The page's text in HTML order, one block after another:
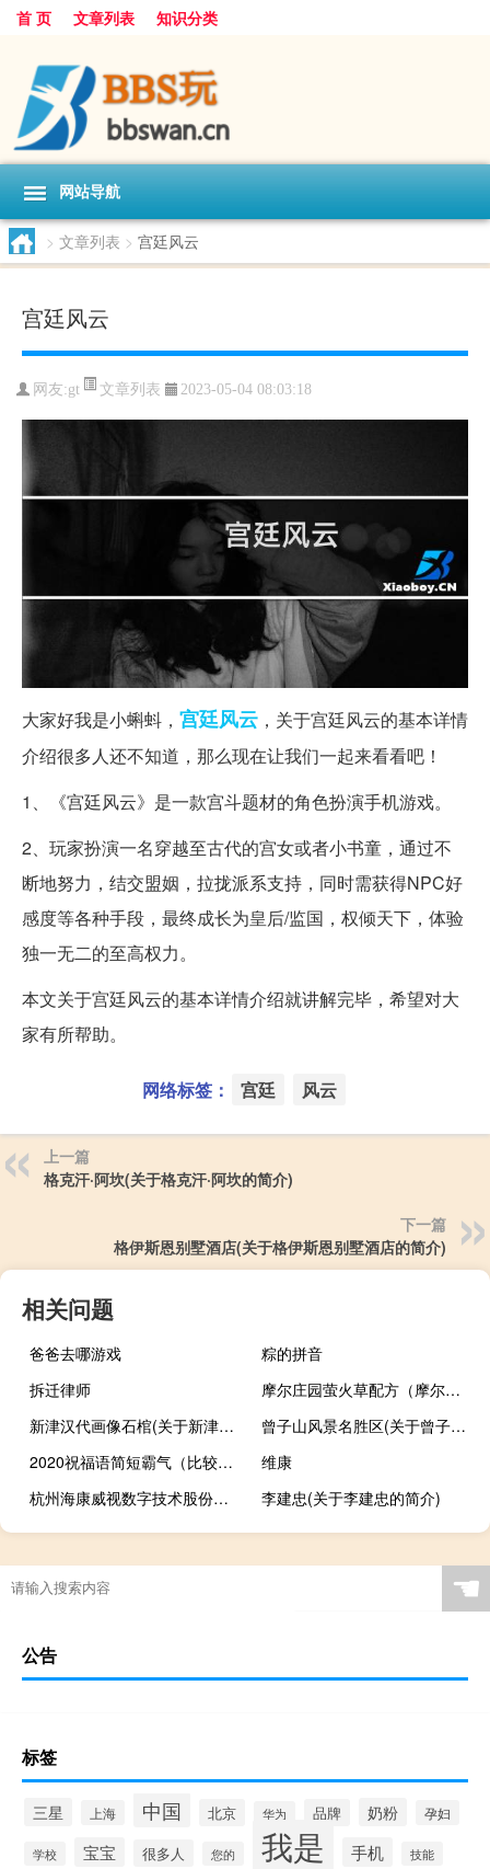
首 页 文章列表 知识分类
网站导航
> 文章列表 > 宫廷风云
宫廷风云
网友:gt 文章列表 2023-05-04 08:03:18
大家好我是小蝌蚪， 宫廷风云 ，关于宫廷风云的基本详情
介绍很多人还不知道，那么现在让我们一起来看看吧！
1、《宫廷风云》是一款宫斗题材的角色扮演手机游戏。
2、玩家扮演一名穿越至古代的宫女或者小书童，通过不
断地努力，结交盟姻，拉拢派系支持，同时需获得NPC好
感度等各种手段，最终成长为皇后/监国，权倾天下，体验
独一无二的至高权力。
本文关于宫廷风云的基本详情介绍就讲解完毕，希望对大
家有所帮助。
网络标签： 宫廷 风云
上一篇
格克汗·阿坎(关于格克汗·阿坎的简介)
下一篇
格伊斯恩别墅酒店(关于格伊斯恩别墅酒店的简介)
相关问题
爸爸去哪游戏
粽的拼音
拆迁律师
摩尔庄园萤火草配方（摩尔庄园萤火草）
新津汉代画像石棺(关于新津汉代画像石棺的简介)
曾子山风景名胜区(关于曾子山风景名胜区的简介)
2020祝福语简短霸气（比较霸气的祝福语）
维康
杭州海康威视数字技术股份有限公司重庆分公司(关于杭州海康威视数字技术股份有限公司重庆分公司的简介)
李建忠(关于李建忠的简介)
☚
公告
标签
三星 上海 中国 北京 华为 品牌 奶粉 孕妇
学校 宝宝 很多人 您的 我是 手机 技能